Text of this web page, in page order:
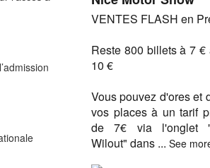
VENTES FLASH en
Reste 800 billets à 7
10 €
Vous pouvez d'ores et
vos places à un tarif
de 7€ via l'onglet
Wilout" dans ... See